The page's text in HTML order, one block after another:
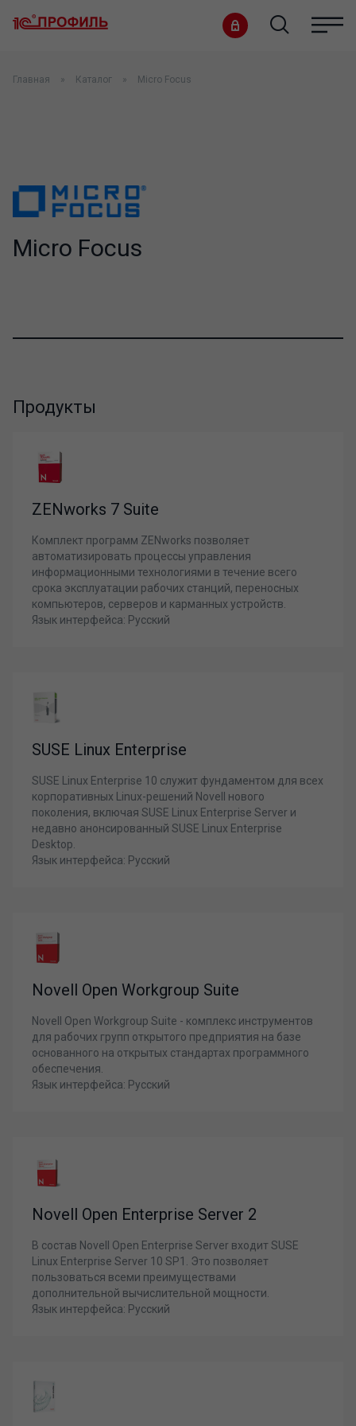
Главная Каталог Micro Focus
Micro Focus
Продукты
ZENworks 7 Suite
Комплект программ ZENworks позволяет
автоматизировать процессы управления
информационными технологиями в течение всего
срока эксплуатации рабочих станций, переносных
компьютеров, серверов и карманных устройств.
Язык интерфейса: Русский
SUSE Linux Enterprise
SUSE Linux Enterprise 10 служит фундаментом для всех
корпоративных Linux-решений Novell нового
поколения, включая SUSE Linux Enterprise Server и
недавно анонсированный SUSE Linux Enterprise
Desktop.
Язык интерфейса: Русский
Novell Open Workgroup Suite
Novell Open Workgroup Suite - комплекс инструментов
для рабочих групп открытого предприятия на базе
основанного на открытых стандартах программного
обеспечения.
Язык интерфейса: Русский
Novell Open Enterprise Server 2
В состав Novell Open Enterprise Server входит SUSE
Linux Enterprise Server 10 SP1. Это позволяет
пользоваться всеми преимуществами
дополнительной вычислительной мощности.
Язык интерфейса: Русский